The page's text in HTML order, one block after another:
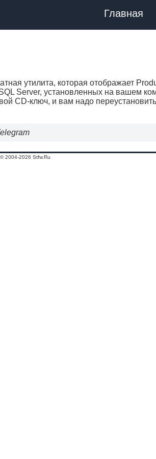
Главная
утилита, которая отображает
Server, установленных на вашем
CD-ключ, и вам надо
© 2004-2026 Stfw.Ru